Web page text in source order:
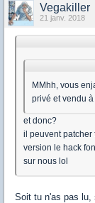
Vegakiller
21 janv. 2018
MMhh, vous
privé et vendu à
et donc?
il peuvent patcher
version le hack
sur nous lol
Soit tu n'as pas lu,